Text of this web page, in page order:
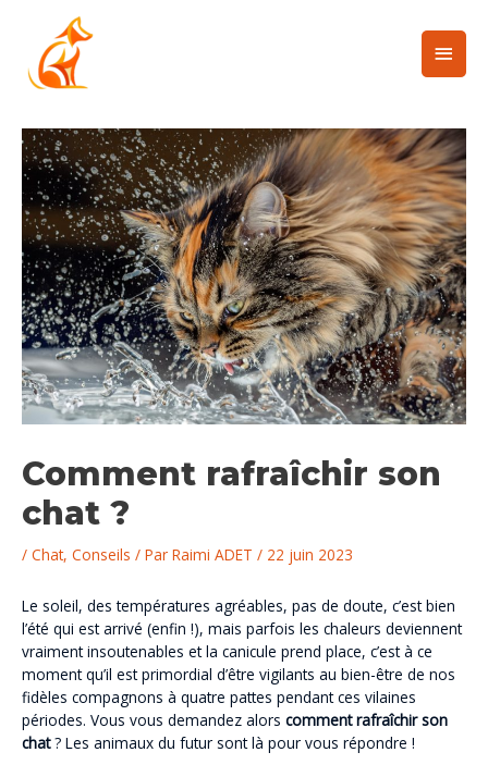
Comment rafraîchir son
chat ?
/ Chat, Conseils / Par Raimi ADET / 22 juin 2023
Le soleil, des températures agréables, pas de doute, c’est bien
l’été qui est arrivé (enfin !), mais parfois les chaleurs deviennent
vraiment insoutenables et la canicule prend place, c’est à ce
moment qu’il est primordial d’être vigilants au bien-être de nos
fidèles compagnons à quatre pattes pendant ces vilaines
périodes. Vous vous demandez alors comment rafraîchir son
chat? Les animaux du futur sont là pour vous répondre !